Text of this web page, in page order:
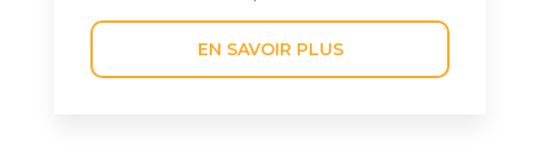
EN SAVOIR PLUS